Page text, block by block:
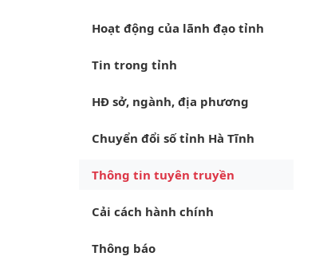
Hoạt động của lãnh đạo tỉnh
Tin trong tỉnh
HĐ sở, ngành, địa phương
Chuyển đổi số tỉnh Hà Tĩnh
Thông tin tuyên truyền
Cải cách hành chính
Thông báo